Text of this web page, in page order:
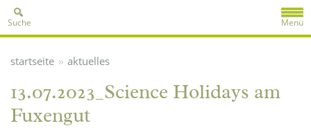
Menü
Suche
startseite » aktuelles
13.07.2023_Science Holidays am
Fuxengut